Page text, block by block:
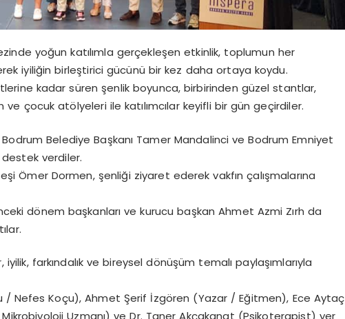
yoğun katılımla gerçekleşen etkinlik, toplumun her
iyiliğin birleştirici gücünü bir kez daha ortaya koydu.
kadar süren şenlik boyunca, birbirinden güzel stantlar,
ve çocuk atölyeleri ile katılımcılar keyifli bir gün geçirdiler.
Bodrum Belediye Başkanı Tamer Mandalinci ve Bodrum Emniyet
verdiler.
Ömer Dormen, şenliği ziyaret ederek vakfın çalışmalarına
dönem başkanları ve kurucu başkan Ahmet Azmi Zırh da
farkındalık ve bireysel dönüşüm temalı paylaşımlarıyla
/ Nefes Koçu), Ahmet Şerif İzgören (Yazar / Eğitmen), Ece Aytaç
Uzmanı) ve Dr. Taner Akçakanat (Psikoterapist) yer